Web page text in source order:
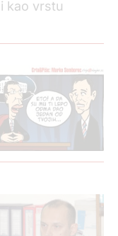
kao vrstu